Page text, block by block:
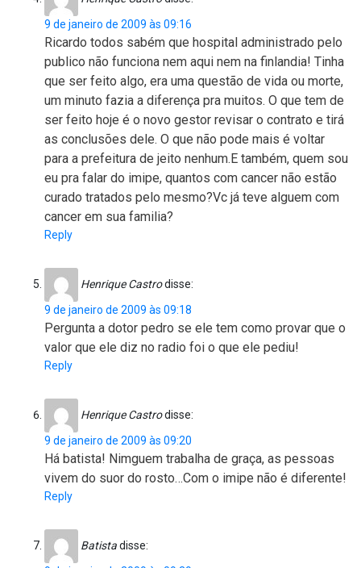
9 de janeiro de 2009 às 09:16
Ricardo todos sabém que hospital administrado pelo
publico não funciona nem aqui nem na finlandia! Tinha
que ser feito algo, era uma questão de vida ou morte,
um minuto fazia a diferença pra muitos. O que tem de
ser feito hoje é o novo gestor revisar o contrato e tirá
as conclusões dele. O que não pode mais é voltar
para a prefeitura de jeito nenhum.E também, quem sou
eu pra falar do imipe, quantos com cancer não estão
curado tratados pelo mesmo?Vc já teve alguem com
cancer em sua familia?
Reply
Henrique Castrodisse:
9 de janeiro de 2009 às 09:18
Pergunta a dotor pedro se ele tem como provar que o
valor que ele diz no radio foi o que ele pediu!
Reply
Henrique Castrodisse:
9 de janeiro de 2009 às 09:20
Há batista! Nimguem trabalha de graça, as pessoas
vivem do suor do rosto…Com o imipe não é diferente!
Reply
Batistadisse: